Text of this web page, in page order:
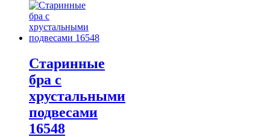
Старинные
бра с
хрустальными
подвесами
16548